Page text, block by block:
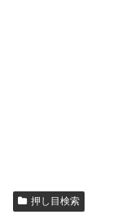
押し目検索